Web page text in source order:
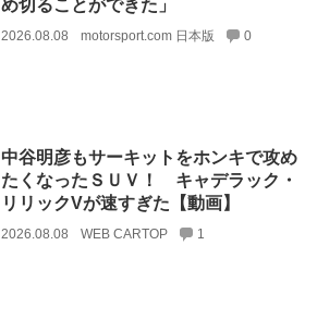
め切ることができた」
2026.08.08 motorsport.com 日本版 0
中谷明彦もサーキットをホンキで攻め
たくなったＳＵＶ！ キャデラック・
リリックVが速すぎた【動画】
2026.08.08 WEB CARTOP 1